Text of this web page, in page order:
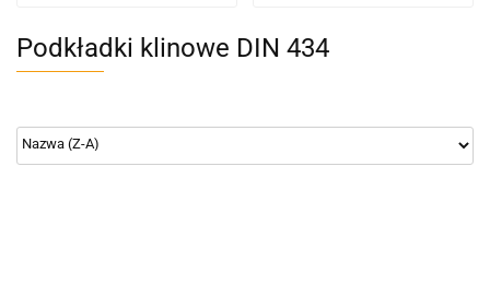
Podkładki klinowe DIN 434